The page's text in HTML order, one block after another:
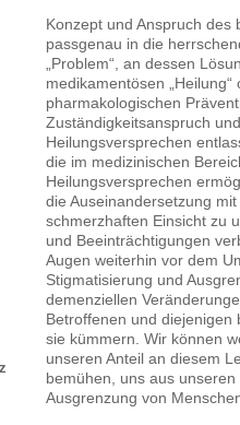
Konzept und Anspruch des
passgenau in die
„Problem“, an dessen
medikamentösen
pharmakologischen
Zuständigkeitsanspruch
Heilungsversprechen
die im medizinischen
Heilungsversprechen
die Auseinandersetzung
schmerzhaften Einsicht zu
und Beeinträchtigungen
Augen weiterhin vor dem
Stigmatisierung und
demenziellen
Betroffenen und
sie kümmern. Wir können
unseren Anteil an diesem
bemühen, uns aus
Ausgrenzung von